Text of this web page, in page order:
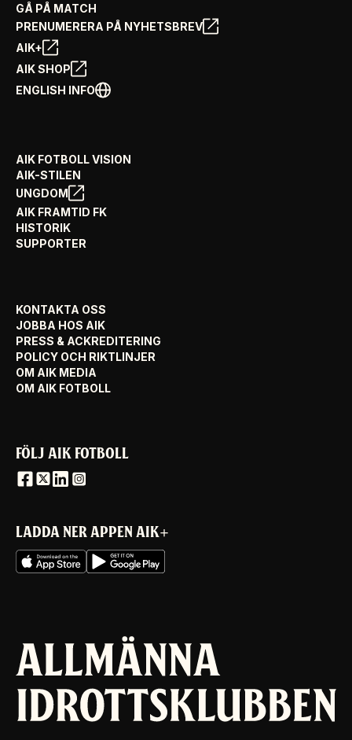
GÅ PÅ MATCH
PRENUMERERA PÅ NYHETSBREV
AIK+
AIK SHOP
ENGLISH INFO
AIK FOTBOLL VISION
AIK-STILEN
UNGDOM
AIK FRAMTID FK
HISTORIK
SUPPORTER
KONTAKTA OSS
JOBBA HOS AIK
PRESS & ACKREDITERING
POLICY OCH RIKTLINJER
OM AIK MEDIA
OM AIK FOTBOLL
FÖLJ AIK FOTBOLL
LADDA NER APPEN AIK+